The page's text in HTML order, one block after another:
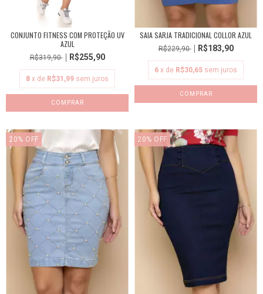
CONJUNTO FITNESS COM PROTEÇÃO UV
AZUL
R$319,90 R$255,90
8 x de R$31,99 sem juros
COMPRAR
SAIA SARJA TRADICIONAL COLLOR AZUL
R$229,90 R$183,90
6 x de R$30,65 sem juros
COMPRAR
20% OFF 20% OFF